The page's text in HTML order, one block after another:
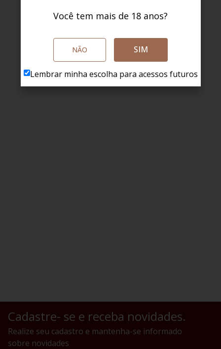
Cadastre- se e receba novidades.
Realize seu cadastro e mantenha-se informado
sobre novidades
Você tem mais de 18 anos?
NÃO SIM
Lembrar minha escolha para acessos futuros